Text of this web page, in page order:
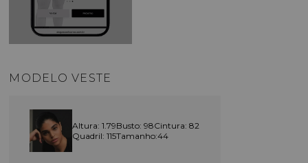
MODELO VESTE
Altura: 1.79Busto: 98Cintura: 82
Quadril: 115Tamanho:44